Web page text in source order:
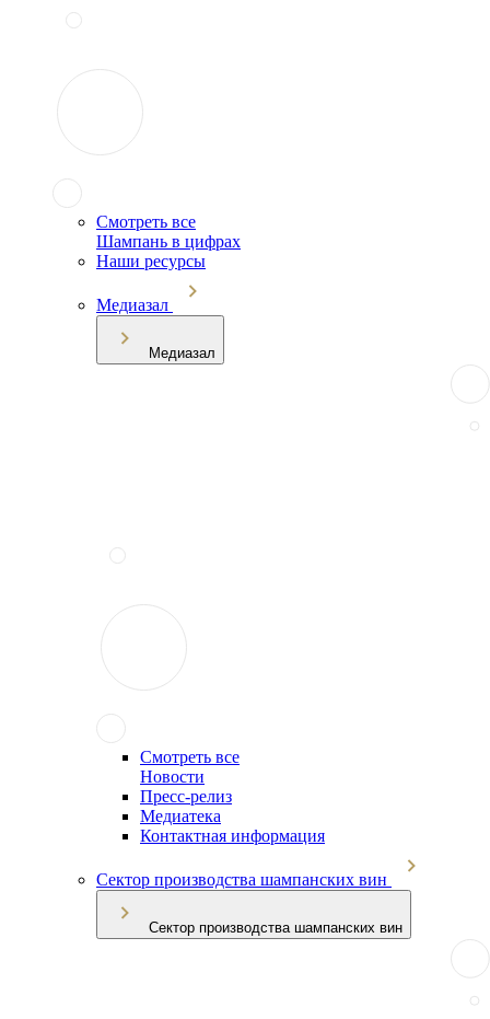
Смотреть все
Шампань в цифрах
Наши ресурсы
Медиазал
Медиазал
Смотреть все
Новости
Пресс-релиз
Медиатека
Контактная информация
Сектор производства шампанских вин
Сектор производства шампанских вин